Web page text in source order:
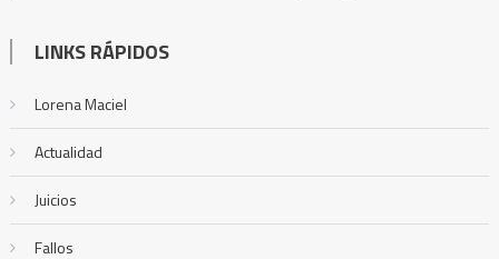
LINKS RÁPIDOS
Lorena Maciel
Actualidad
Juicios
Fallos